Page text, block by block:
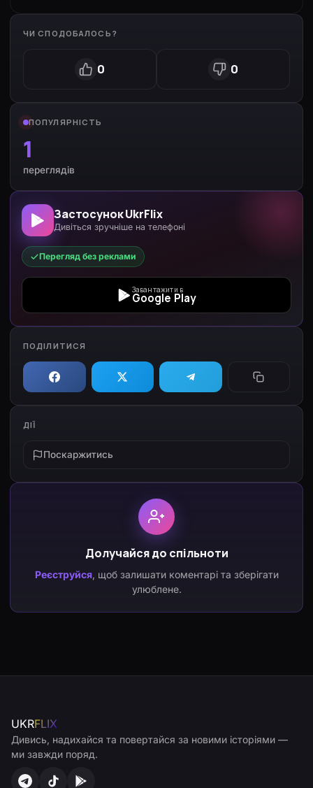
ЧИ СПОДОБАЛОСЬ?
0 0
ПОПУЛЯРНІСТЬ
1
переглядів
Застосунок UkrFlix
Дивіться зручніше на телефоні
Перегляд без реклами
Завантажити в
Google Play
ПОДІЛИТИСЯ
ДІЇ
Поскаржитись
Долучайся до спільноти
Реєструйся, щоб залишати коментарі та зберігати
улюблене.
UKRFLIX
Дивись, надихайся та повертайся за новими історіями —
ми завжди поряд.